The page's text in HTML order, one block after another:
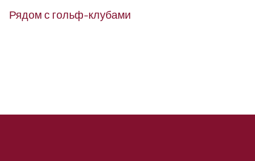
Рядом с гольф-клубами